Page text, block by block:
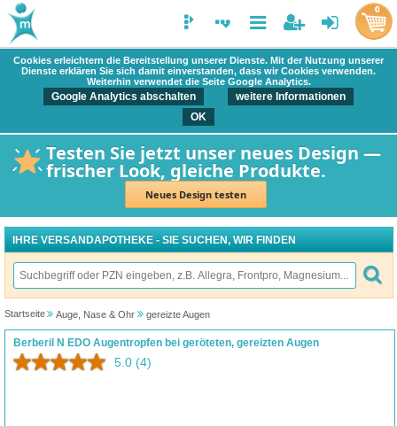
Cookies erleichtern die Bereitstellung unserer Dienste. Mit der Nutzung unserer
Dienste erklären Sie sich damit einverstanden, dass wir Cookies verwenden.
Weiterhin verwendet die Seite Google Analytics.
Google Analytics abschalten
weitere Informationen
OK
Testen Sie jetzt unser neues Design —
frischer Look, gleiche Produkte.
Neues Design testen
0
IHRE VERSANDAPOTHEKE - SIE SUCHEN, WIR FINDEN
Startseite Auge, Nase & Ohr gereizte Augen
Berberil N EDO Augentropfen bei geröteten, gereizten Augen
5.0 (4)